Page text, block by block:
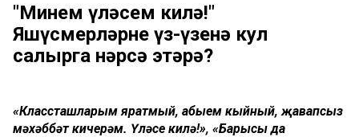
"Минем үләсем килә!"
Яшүсмерләрне үз-үзенә кул
салырга нәрсә этәрә?
«Классташларым яратмый, абыем кыйный, җавапсыз
мәхәббәт кичерәм. Үләсе килә!», «Барысы да